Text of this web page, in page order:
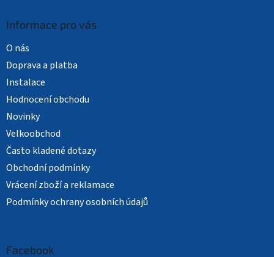
Informace pro vás
O nás
Doprava a platba
Instalace
Hodnocení obchodu
Novinky
Velkoobchod
Často kladené dotazy
Obchodní podmínky
Vrácení zboží a reklamace
Podmínky ochrany osobních údajů
Facebook